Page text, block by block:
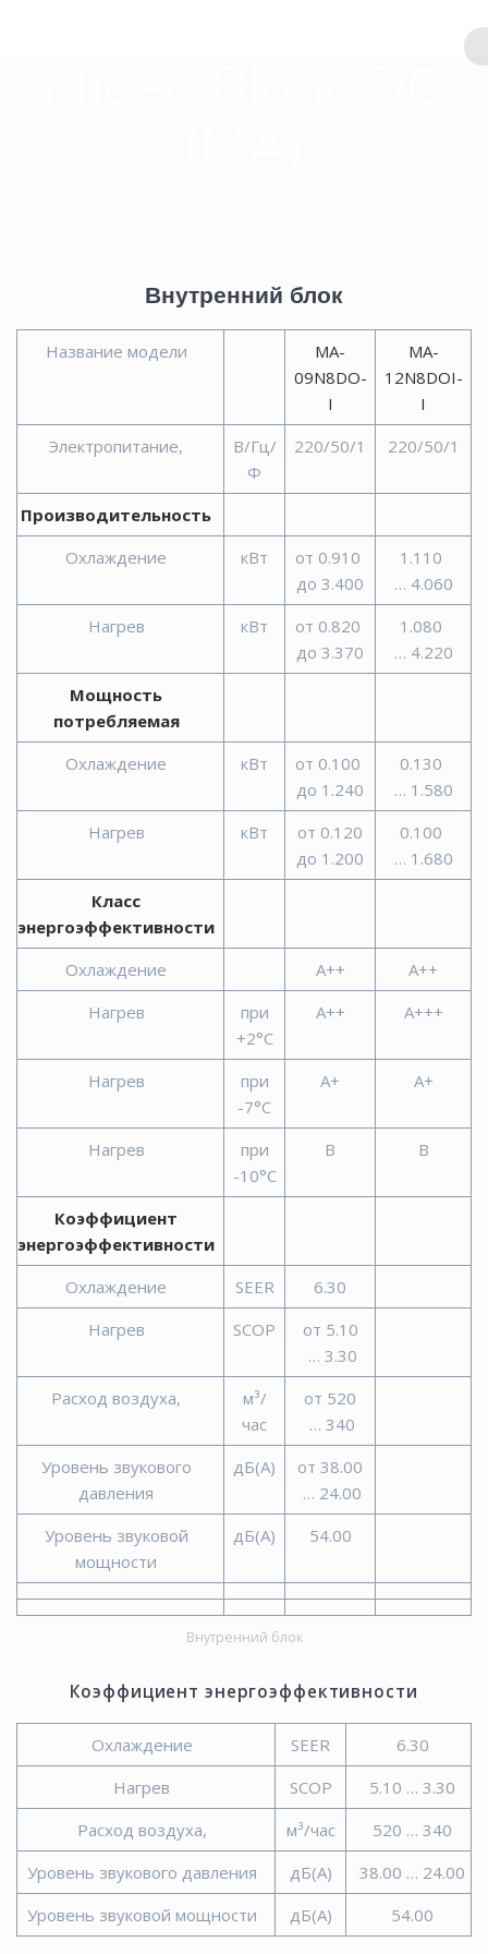
Внутренний блок
Название модели
MA-
09N8DO-
I
MA-
12N8DOI-
I
Электропитание,
В/Гц/
Ф
220/50/1 220/50/1
Производительность
Охлаждение
кВт
от 0.910
до 3.400
1.110
… 4.060
Нагрев
кВт
от 0.820
до 3.370
1.080
… 4.220
Мощность
потребляемая
Охлаждение
кВт
от 0.100
до 1.240
0.130
… 1.580
Нагрев
кВт
от 0.120
до 1.200
0.100
… 1.680
Класс
энергоэффективности
Охлаждение
A++
A++
Нагрев
при
+2°С
A++ A+++
Нагрев
при
-7°C
A+ A+
Нагрев
при
-10°C
B B
Коэффициент
энергоэффективности
Охлаждение
SEER
6.30
Нагрев
SCOP
от 5.10
… 3.30
Расход воздуха,
м³/
час
от 520
… 340
Уровень звукового
давления
дБ(А)
от 38.00
… 24.00
Уровень звуковой
мощности
дБ(А) 54.00
Внутренний блок
Коэффициент энергоэффективности
Охлаждение SEER
6.30
Нагрев
SCOP
5.10 … 3.30
Расход воздуха,
м³/час
520 … 340
Уровень звукового давления
дБ(А)
38.00 … 24.00
Уровень звуковой мощности
дБ(А) 54.00